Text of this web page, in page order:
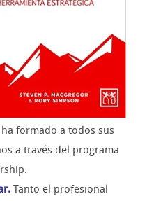
formado a todos sus
a través del programa
Tanto el profesional